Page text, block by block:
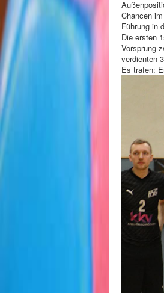
Chancen
Führung in
Die ersten
Vorsprung
verdienten
Es trafen: